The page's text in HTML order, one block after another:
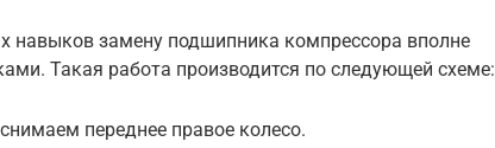
навыков замену подшипника компрессора вполне
Такая работа производится по следующей схеме:
переднее правое колесо.